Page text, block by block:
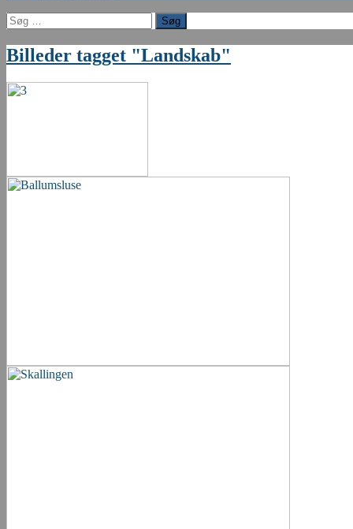
Søg
efter:
Billeder tagget "Landskab"